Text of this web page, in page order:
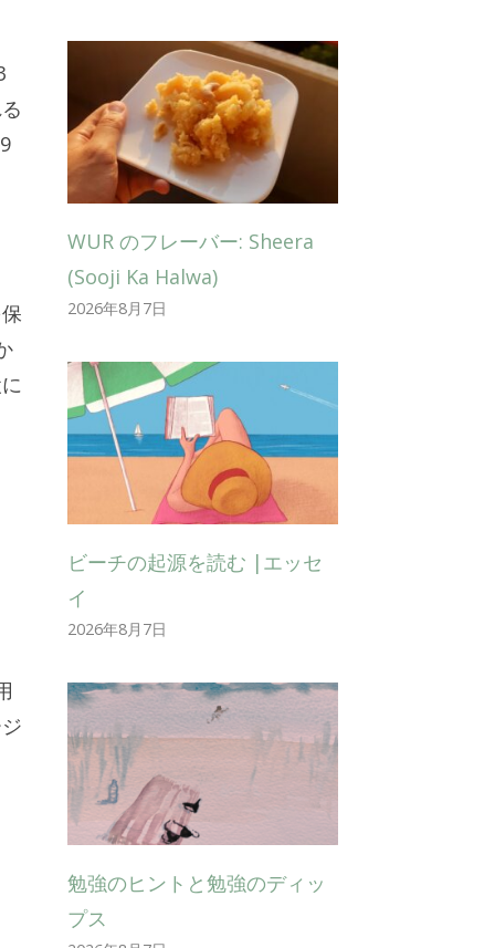
WUR のフレーバー: Sheera
(Sooji Ka Halwa)
2026年8月7日
ビーチの起源を読む |エッセ
イ
2026年8月7日
勉強のヒントと勉強のディッ
プス